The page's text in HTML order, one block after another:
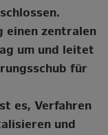
einen zentralen
um und leitet
für
es, Verfahren
und